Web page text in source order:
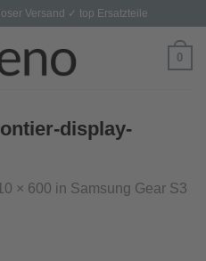
Versand ✓ top Ersatzteile
0
display-
× 600 in Samsung Gear S3